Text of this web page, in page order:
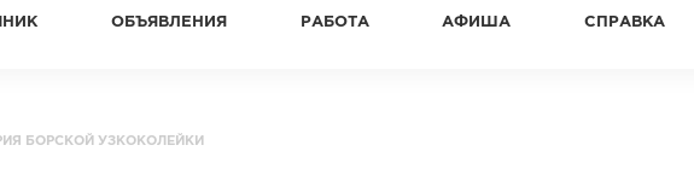
ОБЪЯВЛЕНИЯ РАБОТА АФИША СПРАВКА
БОРСКОЙ УЗКОКОЛЕЙКИ